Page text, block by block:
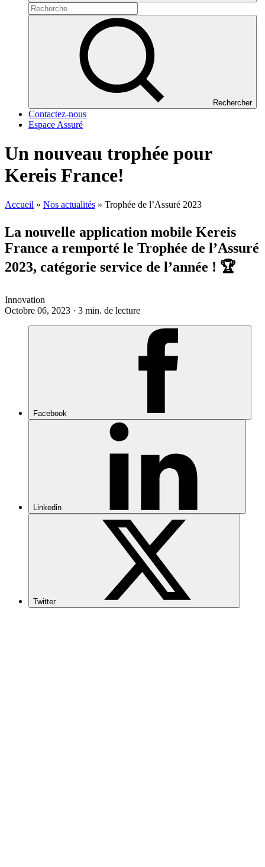
Rechercher
Contactez-nous
Espace Assuré
Un nouveau trophée pour
Kereis France!
Accueil » Nos actualités » Trophée de l’Assuré 2023
La nouvelle application mobile Kereis
France a remporté le Trophée de l’Assuré
2023, catégorie service de l’année ! 🏆
Innovation
Octobre 06, 2023 · 3 min. de lecture
Facebook
Linkedin
Twitter